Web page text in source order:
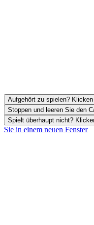
Aufgehört zu spielen?
Stoppen und leeren Sie den
Spielt überhaupt nicht?
Sie in einem neuen Fenster